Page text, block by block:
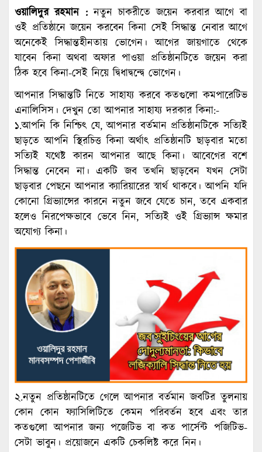
ওয়ালিদুর রহমান :নতুন চাকরীতে জয়েন করবার আগে বা
ওই প্রতিষ্ঠানে জয়েন করবেন কিনা সেই সিদ্ধান্ত নেবার আগে
অনেকেই সিদ্ধান্তহীনতায় ভোগেন। আগের জায়গাতে থেকে
যাবেন কিনা অথবা অফার পাওয়া প্রতিষ্ঠানটিতে জয়েন করা
ঠিক হবে কিনা-সেই নিয়ে দ্বিধাদ্বন্দ্বে ভোগেন।
আপনার সিদ্ধান্তটি নিতে সাহায্য করবে কতগুলো কমপারেটিভ
এনালিসিস। দেখুন তো আপনার সাহায্য দরকার কিনা:-
১.আপনি কি নিশ্চিৎ যে, আপনার বর্তমান প্রতিষ্ঠানটিকে সত্যিই
ছাড়তে আপনি স্থিরচিত্ত কিনা অর্থাৎ প্রতিষ্ঠানটি ছাড়বার মতো
সত্যিই যথেষ্ট কারন আপনার আছে কিনা। আবেগের বশে
সিদ্ধান্ত নেবেন না। একটি জব তখনি ছাড়বেন যখন সেটা
ছাড়বার পেছনে আপনার ক্যারিয়ারের স্বার্থ থাকবে। আপনি যদি
কোনো গ্রিভ্যান্সের কারনে নতুন জবে যেতে চান, তবে একবার
হলেও নিরপেক্ষভাবে ভেবে নিন, সত্যিই ওই গ্রিভ্যান্স ক্ষমার
অযোগ্য কিনা।
২.নতুন প্রতিষ্ঠানটিতে গেলে আপনার বর্তমান জবটির তুলনায়
কোন কোন ফ্যাসিলিটিতে কেমন পরিবর্তন হবে এবং তার
কতগুলো আপনার জন্য পজেটিভ বা কত পার্সেন্ট পজিটিভ-
সেটা ভাবুন। প্রয়োজনে একটি চেকলিষ্ট করে নিন।